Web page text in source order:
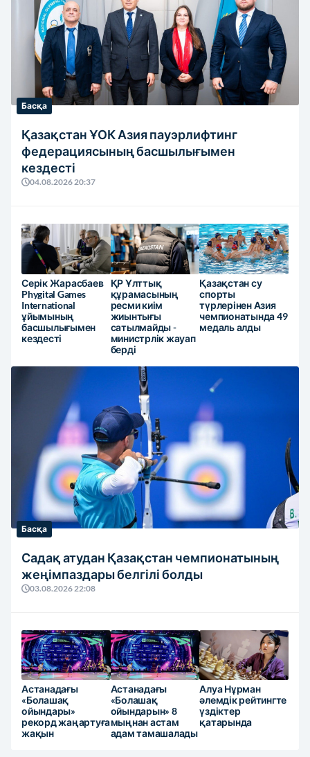
Басқа
Қазақстан ҰОК Азия пауэрлифтинг
федерациясының басшылығымен
кездесті
04.08.2026 20:37
Серік Жарасбаев
Phygital Games
International
ұйымының
басшылығымен
кездесті
ҚР Ұлттық
құрамасының
ресми киім
жиынтығы
сатылмайды -
министрлік жауап
берді
Қазақстан су
спорты
түрлерінен Азия
чемпионатында 49
медаль алды
Басқа
Садақ атудан Қазақстан чемпионатының
жеңімпаздары белгілі болды
03.08.2026 22:08
Астанадағы
«Болашақ
ойындары»
рекорд жаңартуға
жақын
Астанадағы
«Болашақ
ойындарын» 8
мыңнан астам
адам тамашалады
Алуа Нұрман
әлемдік рейтингте
үздіктер
қатарында